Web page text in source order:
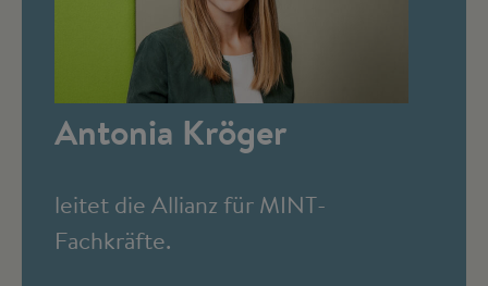
Antonia Kröger
leitet die Allianz für MINT-
Fachkräfte.